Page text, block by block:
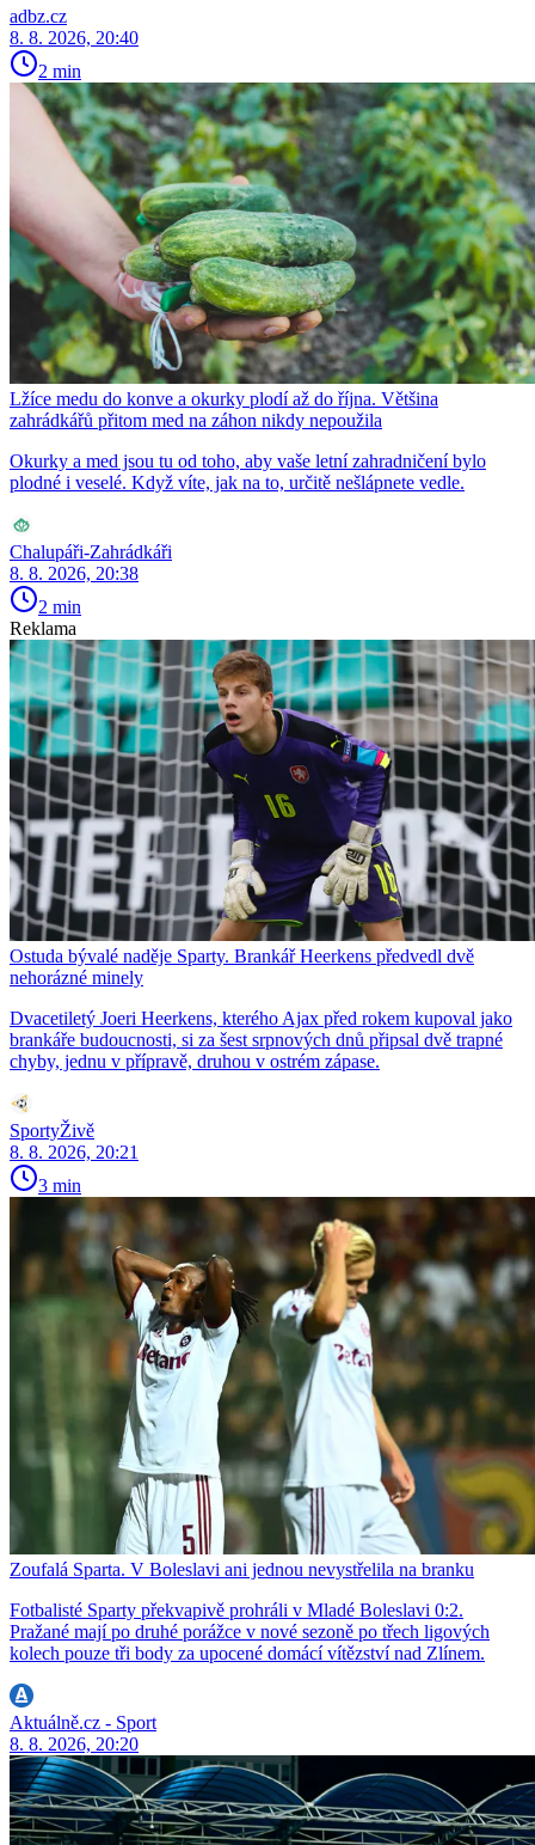
adbz.cz
8. 8. 2026, 20:40
2 min
Lžíce medu do konve a okurky plodí až do října. Většina
zahrádkářů přitom med na záhon nikdy nepoužila
Okurky a med jsou tu od toho, aby vaše letní zahradničení bylo
plodné i veselé. Když víte, jak na to, určitě nešlápnete vedle.
Chalupáři-Zahrádkáři
8. 8. 2026, 20:38
2 min
Reklama
Ostuda bývalé naděje Sparty. Brankář Heerkens předvedl dvě
nehorázné minely
Dvacetiletý Joeri Heerkens, kterého Ajax před rokem kupoval jako
brankáře budoucnosti, si za šest srpnových dnů připsal dvě trapné
chyby, jednu v přípravě, druhou v ostrém zápase.
SportyŽivě
8. 8. 2026, 20:21
3 min
Zoufalá Sparta. V Boleslavi ani jednou nevystřelila na branku
Fotbalisté Sparty překvapivě prohráli v Mladé Boleslavi 0:2.
Pražané mají po druhé porážce v nové sezoně po třech ligových
kolech pouze tři body za upocené domácí vítězství nad Zlínem.
Aktuálně.cz - Sport
8. 8. 2026, 20:20